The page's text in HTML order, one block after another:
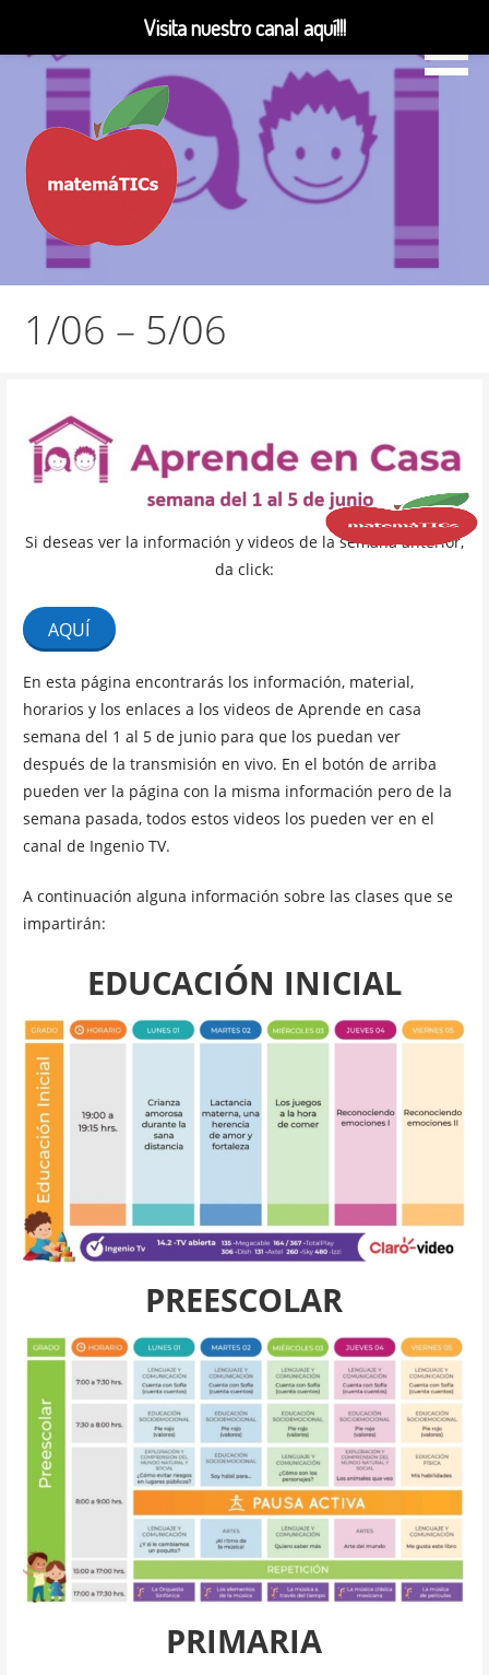
contenido
MatemáTICs
Matemáticas, Educación, YouTube Videos
1/06 – 5/06
Si deseas ver la información y videos de la semana anterior,
da click:
AQUÍ
En esta página encontrarás los información, material,
horarios y los enlaces a los videos de Aprende en casa
semana del 1 al 5 de junio para que los puedan ver
después de la transmisión en vivo. En el botón de arriba
pueden ver la página con la misma información pero de la
semana pasada, todos estos videos los pueden ver en el
canal de Ingenio TV.
A continuación alguna información sobre las clases que se
impartirán:
EDUCACIÓN INICIAL
PREESCOLAR
PRIMARIA
Visita nuestro canal aquí!!!